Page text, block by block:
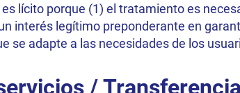
lícito porque (1) el tratamiento es
interés legítimo preponderante en
se adapte a las necesidades de los
/